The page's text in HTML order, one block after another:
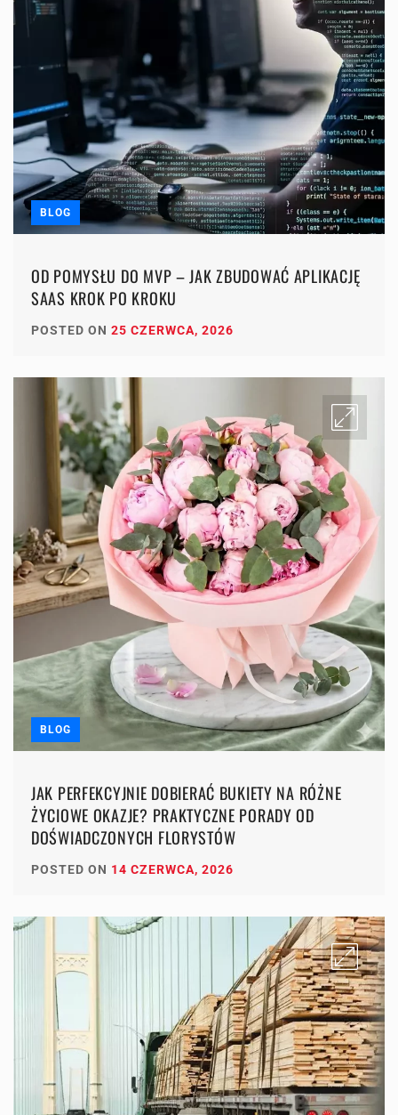
BLOG
OD POMYSŁU DO MVP – JAK ZBUDOWAĆ APLIKACJĘ
SAAS KROK PO KROKU
POSTED ON 25 CZERWCA, 2026
BLOG
JAK PERFEKCYJNIE DOBIERAĆ BUKIETY NA RÓŻNE
ŻYCIOWE OKAZJE? PRAKTYCZNE PORADY OD
DOŚWIADCZONYCH FLORYSTÓW
POSTED ON 14 CZERWCA, 2026